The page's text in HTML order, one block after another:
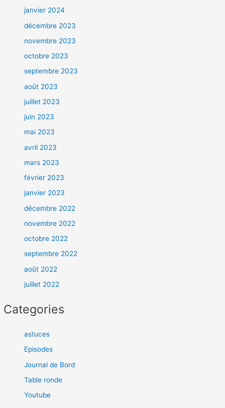
janvier 2024
décembre 2023
novembre 2023
octobre 2023
septembre 2023
août 2023
juillet 2023
juin 2023
mai 2023
avril 2023
mars 2023
février 2023
janvier 2023
décembre 2022
novembre 2022
octobre 2022
septembre 2022
août 2022
juillet 2022
Categories
astuces
Episodes
Journal de Bord
Table ronde
Youtube